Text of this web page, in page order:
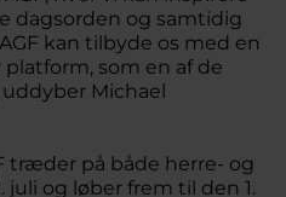
dagsorden og samtidig
kan tilbyde os med en
som en af de
Michael
træder på både herre- og
juli og løber frem til den 1.